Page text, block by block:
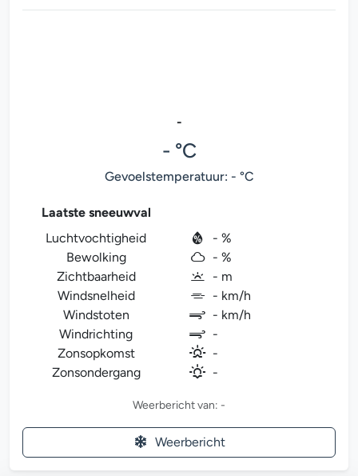
-
- °C
Gevoelstemperatuur: - °C
Laatste sneeuwval
Luchtvochtigheid
- %
Bewolking
- %
Zichtbaarheid
- m
Windsnelheid
- km/h
Windstoten
- km/h
Windrichting
-
Zonsopkomst
-
Zonsondergang
-
Weerbericht van: -
Weerbericht